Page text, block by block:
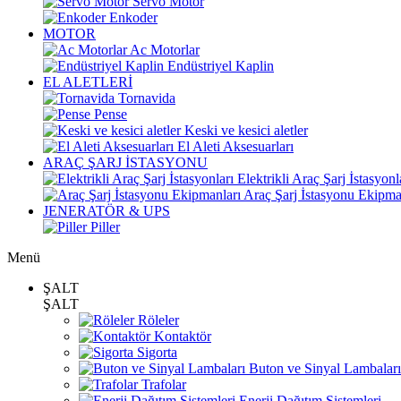
Enkoder
MOTOR
Ac Motorlar
Endüstriyel Kaplin
EL ALETLERİ
Tornavida
Pense
Keski ve kesici aletler
El Aleti Aksesuarları
ARAÇ ŞARJ İSTASYONU
Elektrikli Araç Şarj
Araç Şarj İstasyonu
JENERATÖR & UPS
Piller
Menü
ŞALT
ŞALT
Röleler
Kontaktör
Sigorta
Buton ve Sinyal Lambaları
Trafolar